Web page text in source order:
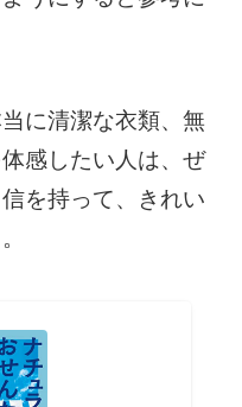
に清潔な衣類、無
感したい人は、ぜ
を持って、きれい